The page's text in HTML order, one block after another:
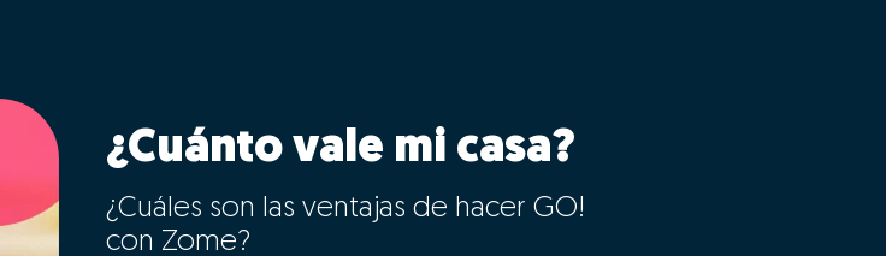
¿Cuánto vale mi casa?
¿Cuáles son las ventajas de hacer GO!
con Zome?